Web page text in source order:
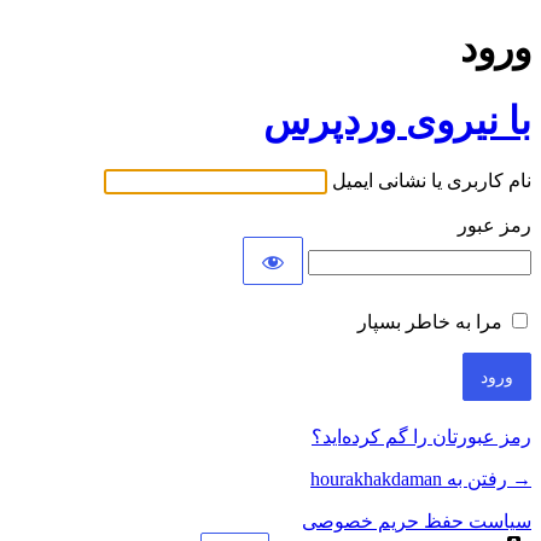
ورود
با نیروی وردپرس
نام کاربری یا نشانی ایمیل
رمز عبور
مرا به خاطر بسپار
رمز عبورتان را گم کرده‌اید؟
→ رفتن به hourakhakdaman
سیاست حفظ حریم خصوصی